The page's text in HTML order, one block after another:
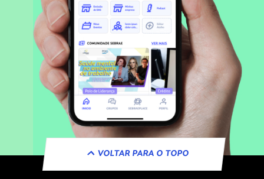
VOLTAR PARA O TOPO